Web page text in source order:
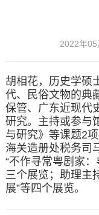
2022年05
胡相花，历史学硕
代、民俗文物的典
保管、广东近现代
研究。主持或参与
与研究》等课题2
海关造册处税务司
“不作寻常粤剧家
三个展览；助理主
展”等四个展览。